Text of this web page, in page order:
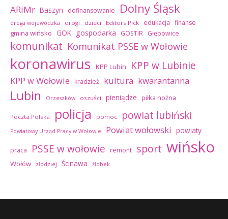
ARiMr Baszyn dofinansowanie Dolny Śląsk
droga wojewódzka drogi dzieci Editors Pick edukacja finanse
gmina wińsko GOK gospodarka GOSTiR Głębowice
komunikat Komunikat PSSE w Wołowie
koronawirus KPP Lubin KPP w Lubinie
KPP w Wołowie kradzież kultura kwarantanna
Lubin Orzeszków oszuści pieniądze piłka nożna
Poczta Polska policja pomoc powiat lubiński
Powiatowy Urząd Pracy w Wołowie Powiat wołowski powiaty
praca PSSE w wołowie remont sport wińsko
Wołów złodziej Ścinawa żłobek